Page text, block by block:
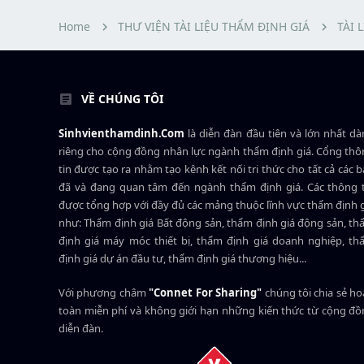
r
Home THƯ VIỆN TÀI LIỆU THẨM ĐỊNH GIÁ TÀI
VỀ CHÚNG TÔI
Sinhvienthamdinh.Com là diễn đàn đầu tiên và lớn nhất
riêng cho cộng đồng nhân lực ngành thẩm định giá. Cổng
tin được tạo ra nhằm tạo kênh kết nối tri thức cho tất cả các
đã và đang quan tâm đến ngành thẩm định giá. Các thông
được tổng hợp với đầy đủ các mảng thuộc lĩnh vực thẩm định
như: Thẩm định giá Bất động sản, thẩm định giá động sản,
định giá máy móc thiết bị, thẩm định giá doanh nghiệp,
định giá dự án đầu tư, thẩm định giá thương hiệu...
Với phương châm"Connet For Sharing" chúng tôi chia sẻ
toàn miễn phí và không giới hạn những kiến thức từ cộng
diễn đàn.